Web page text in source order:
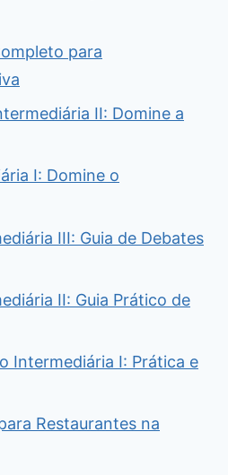
para
II: Domine a
I: Domine o
III: Guia de Debates
II: Guia Prático de
Intermediária I: Prática e
Restaurantes na